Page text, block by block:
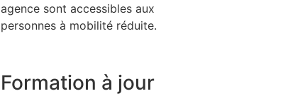
agence sont accessibles aux
personnes à mobilité réduite.
Formation à jour